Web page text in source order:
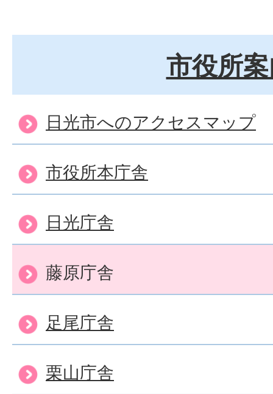
市役所
日光市へのアクセスマップ
市役所本庁舎
日光庁舎
藤原庁舎
足尾庁舎
栗山庁舎